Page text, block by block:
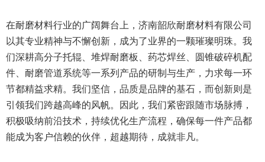
在耐磨材料行业的广阔舞台上，济南韶欣耐磨材料有限公司
以其专业精神与不懈创新，成为了业界的一颗璀璨明珠。我
们深耕高分子托辊、堆焊耐磨板、药芯焊丝、圆锥破碎机配
件、耐磨管道系统等一系列产品的研制与生产，力求每一环
节都精益求精。我们坚信，品质是品牌的基石，而创新则是
引领我们跨越高峰的风帆。因此，我们紧密跟随市场脉搏，
积极吸纳前沿技术，持续优化生产流程，确保每一件产品都
能成为客户信赖的伙伴，超越期待，成就非凡。